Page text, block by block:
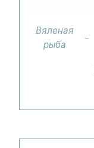
Вяленая
рыба